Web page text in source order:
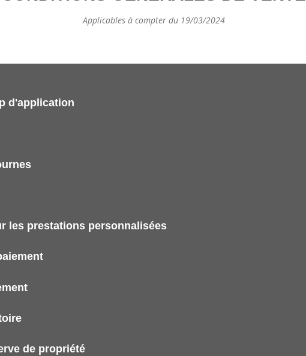
Applicables à compter du 19/03/2024
d'application
les prestations personnalisées
de propriété